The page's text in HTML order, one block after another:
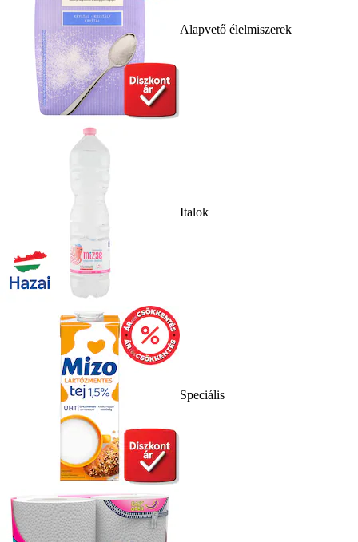
Alapvető élelmiszerek
Italok
Speciális